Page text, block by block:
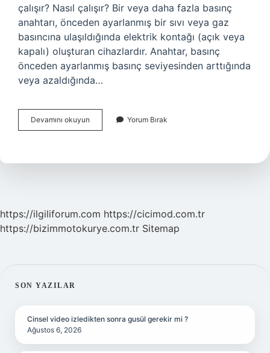
çalışır? Nasıl çalışır? Bir veya daha fazla basınç
anahtarı, önceden ayarlanmış bir sıvı veya gaz
basıncına ulaşıldığında elektrik kontağı (açık veya
kapalı) oluşturan cihazlardır. Anahtar, basınç
önceden ayarlanmış basınç seviyesinden arttığında
veya azaldığında…
Devamını okuyun
Şalteri
Yorum Bırak
https://ilgiliforum.com https://cicimod.com.tr
https://bizimmotokurye.com.tr Sitemap
SIDEBAR
SON YAZILAR
Cinsel video izledikten sonra gusül gerekir mi ?
Ağustos 6, 2026